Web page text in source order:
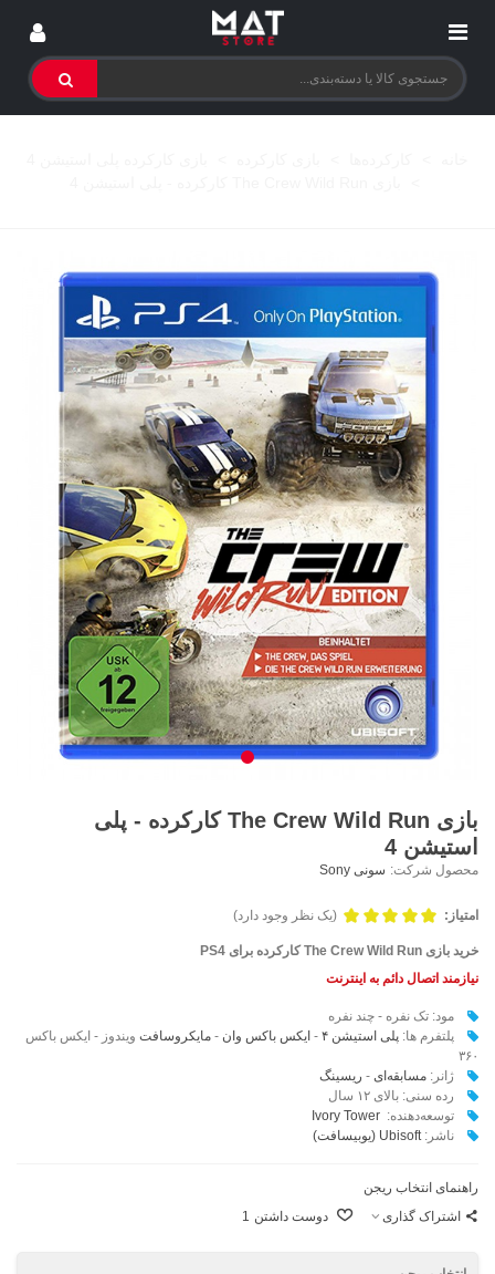
بازی The Crew Wild Run کارکرده - پلی
استیشن 4
محصول شرکت: سونی Sony
امتیاز: (یک نظر وجود دارد)
خرید بازی The Crew Wild Run کارکرده
برای PS4
نیازمند اتصال دائم به اینترنت
مود: تک نفره - چند نفره
پلتفرم ها:پلی استیشن ۴ -ایکس باکس وان -مایکروسافت ویندوز - ایکس باکس
۳۶۰
ژانر:مسابقه‌ای - ریسینگ
رده سنی: بالای ۱۲ سال
توسعه‌دهنده: Ivory Tower
ناشر:‌Ubisoft (یوبیسافت)
راهنمای انتخاب ریجن
اشتراک گذاری
دوست داشتن 1